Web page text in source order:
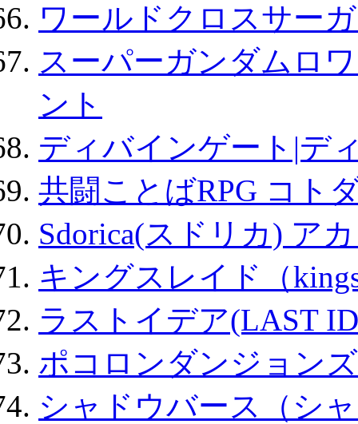
ワールドクロスサー
スーパーガンダムロ
ント
ディバインゲート|デ
共闘ことばRPG コト
Sdorica(スドリカ) ア
キングスレイド（
ラストイデア(LAST
ポコロンダンジョン
シャドウバース（シ